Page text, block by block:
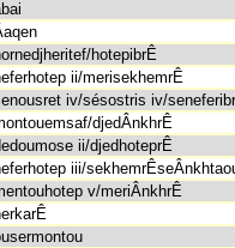
hotepibrÊ
ii/merisekhemrÊ
iv/sésostris iv/
djedÂnkhrÊ
ii/djedhoteprÊ
iii/
v/meriÂnkhrÊ